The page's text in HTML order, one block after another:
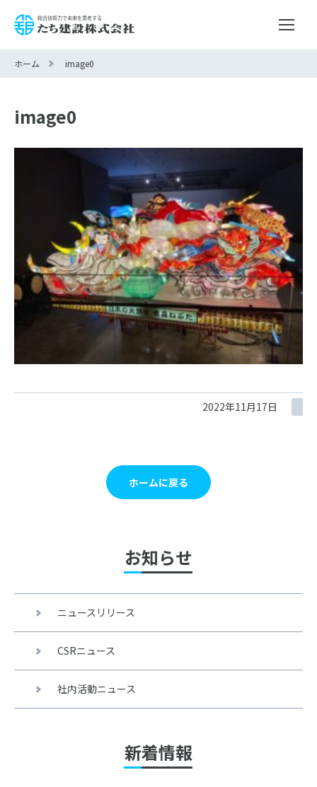
ホーム image0
image0
2022年11月17日
ホームに戻る
お知らせ
ニュースリリース
CSRニュース
社内活動ニュース
新着情報